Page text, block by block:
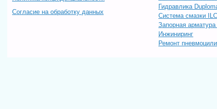
Согласие на обработку данных
Гидравлика
Система смазки ILC
Запорная
Инжиниринг
Ремонт